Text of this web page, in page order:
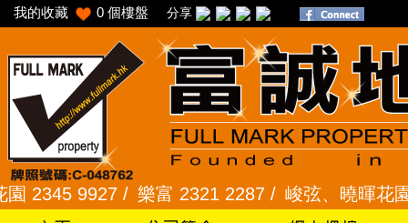
我的收藏 0 個樓盤 分享
9927 /樂富 2321 2287 /峻弦、曉暉花園